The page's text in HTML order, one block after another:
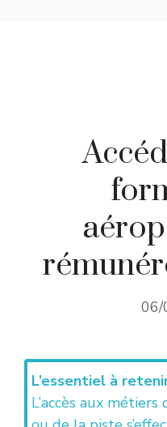
06/
L’essentiel à
L’accès aux